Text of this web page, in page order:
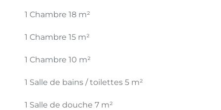
1 Chambre 18 m²
1 Chambre 15 m²
1 Chambre 10 m²
1 Salle de bains / toilettes 5 m²
1 Salle de douche 7 m²